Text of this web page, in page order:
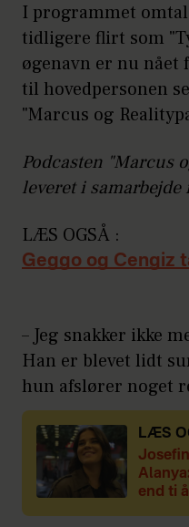
I programmet
tidligere flirt som
øgenavn er nu nået
til hovedpersonen
"Marcus og
Podcasten "Marcus
leveret i samarbejde
LÆS OGSÅ :
Geggo og Cengiz
– Jeg snakker ikke
Han er blevet lidt
hun afslører noget
LÆS
end ti